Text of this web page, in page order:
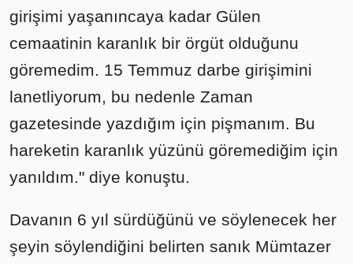
girişimi yaşanıncaya kadar Gülen
cemaatinin karanlık bir örgüt olduğunu
göremedim. 15 Temmuz darbe girişimini
lanetliyorum, bu nedenle Zaman
gazetesinde yazdığım için pişmanım. Bu
hareketin karanlık yüzünü göremediğim için
yanıldım." diye konuştu.
Davanın 6 yıl sürdüğünü ve söylenecek her
şeyin söylendiğini belirten sanık Mümtazer